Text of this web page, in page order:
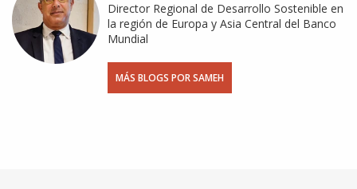
Director Regional de Desarrollo Sostenible en
la región de Europa y Asia Central del Banco
Mundial
MÁS BLOGS POR SAMEH